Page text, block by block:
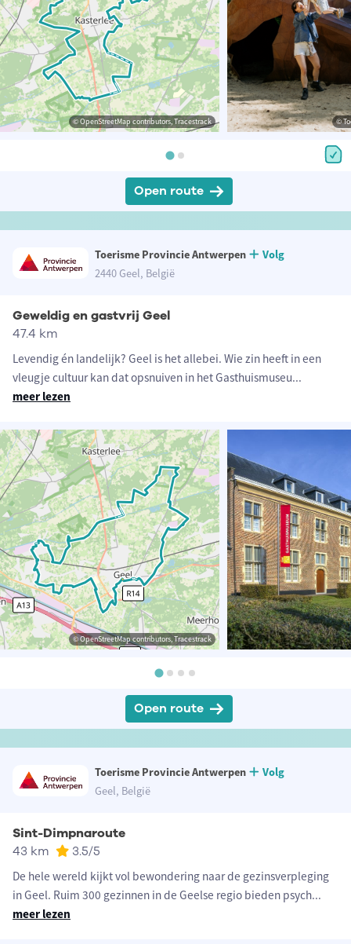
© OpenStreetMap contributors, Tracestrack ©
Open route
Toerisme Provincie Antwerpen
Volg
2440 Geel, België
Geweldig en gastvrij Geel
47.4 km
Levendig én landelijk? Geel is het allebei. Wie zin heeft in een
vleugje cultuur kan dat opsnuiven in het Gasthuismuseu...
meer lezen
© OpenStreetMap contributors, Tracestrack
Open route
Toerisme Provincie Antwerpen
Volg
Geel, België
Sint-Dimpnaroute
43 km 3.5/5
De hele wereld kijkt vol bewondering naar de gezinsverpleging
in Geel. Ruim 300 gezinnen in de Geelse regio bieden psych...
meer lezen